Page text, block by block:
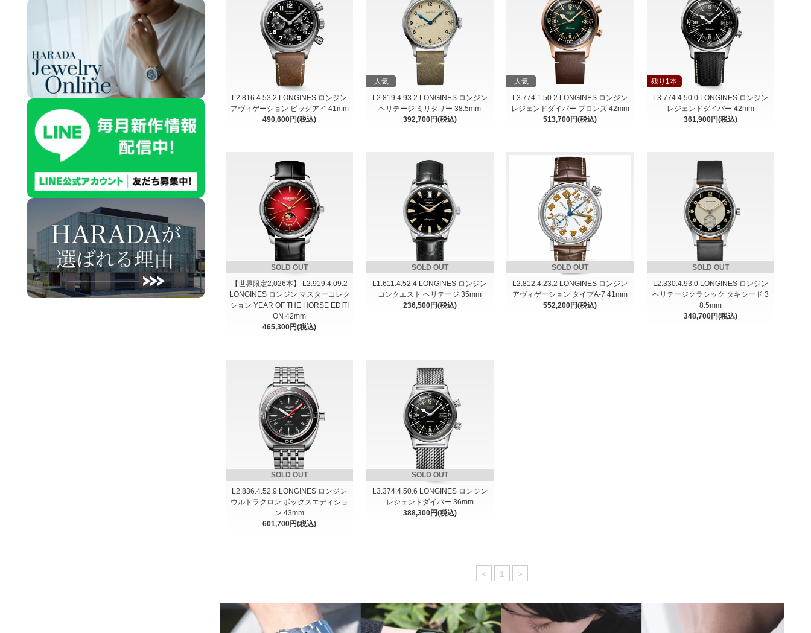
L2.816.4.53.2 LONGINES ロンジン
アヴィゲーション ビッグアイ 41mm
490,600円(税込)
人気
L2.819.4.93.2 LONGINES ロンジン
ヘリテージ ミリタリー 38.5mm
392,700円(税込)
人気
L3.774.1.50.2 LONGINES ロンジン
レジェンドダイバー ブロンズ 42mm
513,700円(税込)
残り1本
L3.774.4.50.0 LONGINES ロンジン
レジェンドダイバー 42mm
361,900円(税込)
SOLD OUT
【世界限定2,026本】 L2.919.4.09.2
LONGINES ロンジン マスターコレク
ション YEAR OF THE HORSE EDITI
ON 42mm
465,300円(税込)
SOLD OUT
L1.611.4.52.4 LONGINES ロンジン
コンクエスト ヘリテージ 35mm
236,500円(税込)
SOLD OUT
L2.812.4.23.2 LONGINES ロンジン
アヴィゲーション タイプA-7 41mm
552,200円(税込)
SOLD OUT
L2.330.4.93.0 LONGINES ロンジン
ヘリテージクラシック タキシード 3
8.5mm
348,700円(税込)
SOLD OUT
L2.836.4.52.9 LONGINES ロンジン
ウルトラクロン ボックスエディショ
ン 43mm
601,700円(税込)
SOLD OUT
L3.374.4.50.6 LONGINES ロンジン
レジェンドダイバー 36mm
388,300円(税込)
< 1 >